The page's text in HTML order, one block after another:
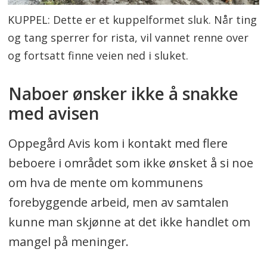
KUPPEL: Dette er et kuppelformet sluk. Når ting
og tang sperrer for rista, vil vannet renne over
og fortsatt finne veien ned i sluket.
Naboer ønsker ikke å snakke
med avisen
Oppegård Avis kom i kontakt med flere
beboere i området som ikke ønsket å si noe
om hva de mente om kommunens
forebyggende arbeid, men av samtalen
kunne man skjønne at det ikke handlet om
mangel på meninger.